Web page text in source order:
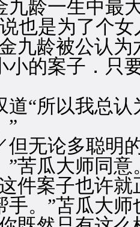
九龄一生中最
也是为了个女
龄被公认为
小的案子．只
所以我总认
”
无论多聪明的
”苦瓜大师同意
案子也许就
。”苫瓜大师